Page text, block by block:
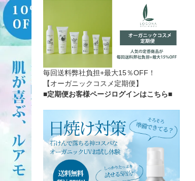
毎回送料弊社負担+最大15％OFF！
【オーガニックコスメ定期便】
■定期便お客様ページログインはこちら■